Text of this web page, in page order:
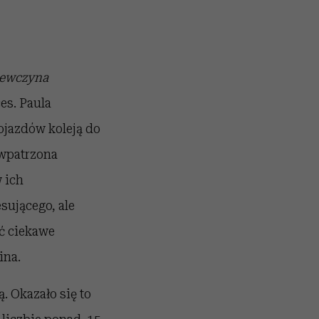
Paula
koleją do
ich
ale
ciekawe
się to